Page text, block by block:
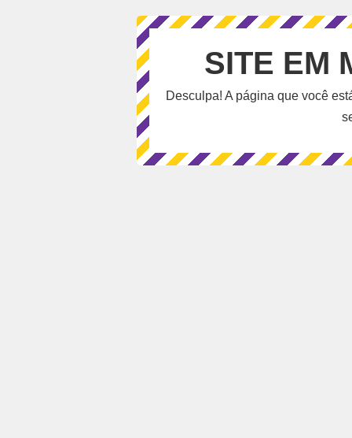
SITE EM
Desculpa! A página que você